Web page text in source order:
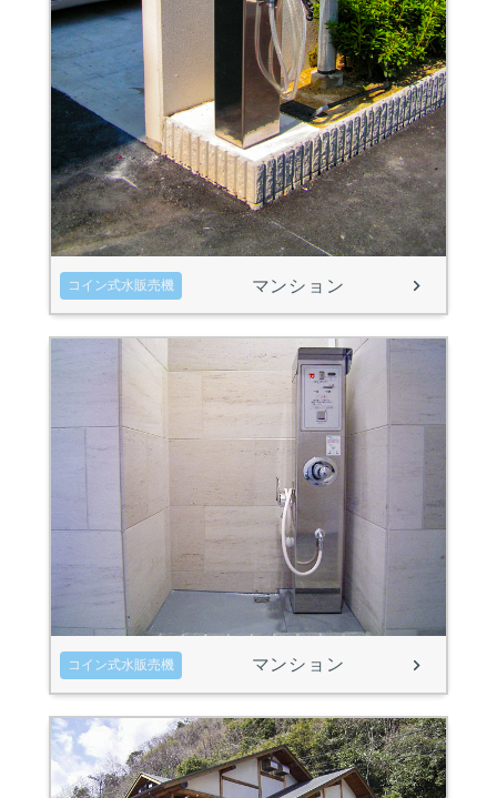
コイン式水販売機 マンション
コイン式水販売機 マンション